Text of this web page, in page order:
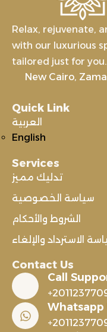
Relax, rejuvenate,
with our luxurious
tailored just for you.
New Cairo,
Quick Link
العربية
English
Services
تدليك مميز
سياسة الخصوصية
الشروط والأحكام
الاسترداد والإلغاء
Contact Us
Call
Whatsapp